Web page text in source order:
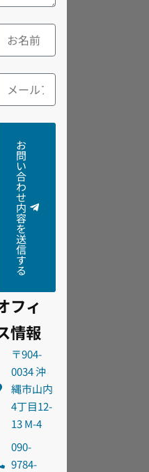
お
問
い
合
わ
せ
内
容
を
送
信
す
る
フィ
情報
〒904-
0034 沖
縄市山内
4丁目12-
13 M-4
090-
9784-